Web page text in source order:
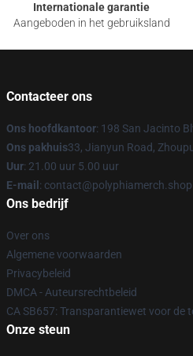
Internationale garantie
Aangeboden in het gebruiksland
Contacteer ons
Ons hoofdkantoor: 198 San Jacinto
Ons pakhuis33, Jianyun Road,
Uur: 21.00 uur 5.00 uur
E-mail : contact@polyphiamerch.shop
Ons bedrijf
Over ons
Algemene voorwaarden
Privacybeleid
DMCA - Auteursrechtbeleid
CA SB657: Transparantiewet voor de
Onze steun